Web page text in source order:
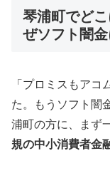
琴浦町でど
ぜソフト闇
「プロミスもア
た。もうソフト闇
浦町の方に、まず
規の中小消費者金